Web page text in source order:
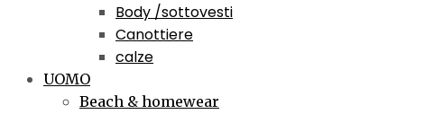
Body /sottovesti
Canottiere
calze
UOMO
Beach & homewear